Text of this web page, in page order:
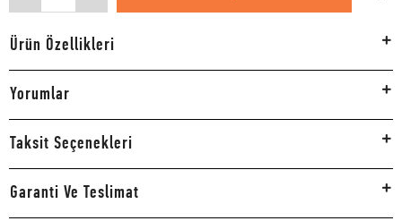
Ürün Özellikleri
Yorumlar
Taksit Seçenekleri
Garanti Ve Teslimat